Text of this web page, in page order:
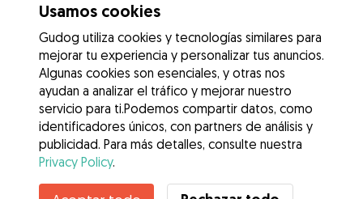
Usamos cookies
Gudog utiliza cookies y tecnologías similares para
mejorar tu experiencia y personalizar tus anuncios.
Algunas cookies son esenciales, y otras nos
ayudan a analizar el tráfico y mejorar nuestro
servicio para ti.Podemos compartir datos, como
identificadores únicos, con partners de análisis y
publicidad. Para más detalles, consulte nuestra
Privacy Policy.